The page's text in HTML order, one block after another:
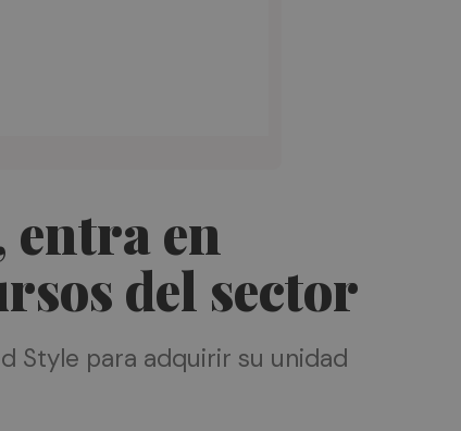
entra en
del sector
Style para adquirir su unidad